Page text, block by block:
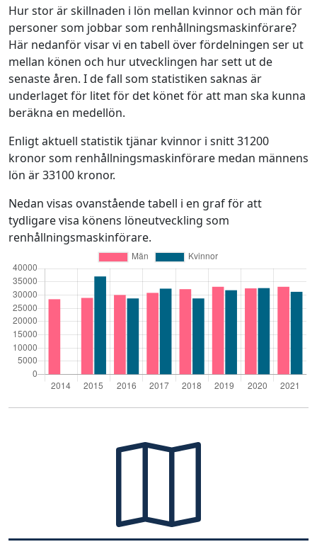
Hur stor är skillnaden i lön mellan kvinnor och män för
personer som jobbar som renhållningsmaskinförare?
Här nedanför visar vi en tabell över fördelningen ser ut
mellan könen och hur utvecklingen har sett ut de
senaste åren. I de fall som statistiken saknas är
underlaget för litet för det könet för att man ska kunna
beräkna en medellön.
Enligt aktuell statistik tjänar kvinnor i snitt 31200
kronor som renhållningsmaskinförare medan männens
lön är 33100 kronor.
Nedan visas ovanstående tabell i en graf för att
tydligare visa könens löneutveckling som
renhållningsmaskinförare.